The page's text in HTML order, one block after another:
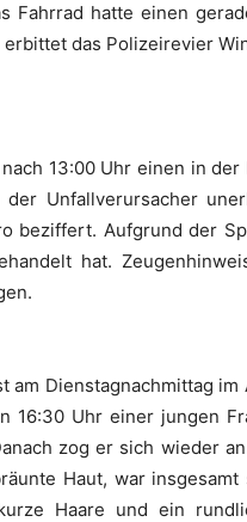
Fahrrad hatte einen
das Polizeirevier
13:00 Uhr einen in der
Unfallverursacher
beziffert. Aufgrund der
hat.
Dienstagnachmittag im
16:30 Uhr einer jungen
zog er sich wieder
Haut, war insgesamt
Haare und ein